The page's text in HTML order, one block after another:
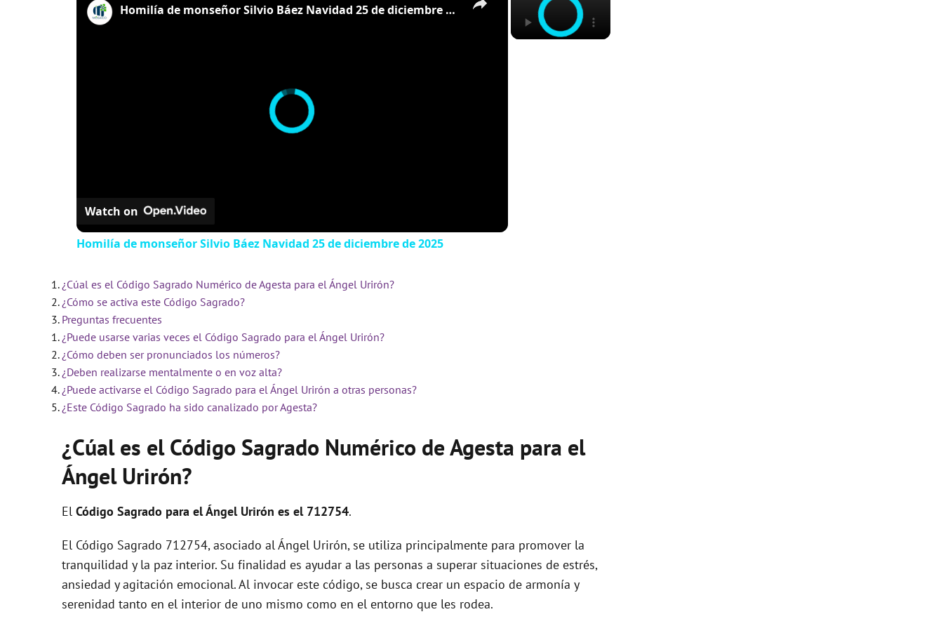
Homilía de monseñor Silvio Báez Navidad 25 de diciembre de 2025
Watch on
Homilía de monseñor Silvio Báez Navidad 25 de diciembre de 2025
¿Cúal es el Código Sagrado Numérico de Agesta para el Ángel Urirón?
¿Cómo se activa este Código Sagrado?
Preguntas frecuentes
¿Puede usarse varias veces el Código Sagrado para el Ángel Urirón?
¿Cómo deben ser pronunciados los números?
¿Deben realizarse mentalmente o en voz alta?
¿Puede activarse el Código Sagrado para el Ángel Urirón a otras personas?
¿Este Código Sagrado ha sido canalizado por Agesta?
¿Cúal es el Código Sagrado Numérico de Agesta para el
Ángel Urirón?
El Código Sagrado para el Ángel Urirón es el 712754.
El Código Sagrado 712754, asociado al Ángel Urirón, se utiliza principalmente para promover la
tranquilidad y la paz interior. Su finalidad es ayudar a las personas a superar situaciones de estrés,
ansiedad y agitación emocional. Al invocar este código, se busca crear un espacio de armonía y
serenidad tanto en el interior de uno mismo como en el entorno que les rodea.